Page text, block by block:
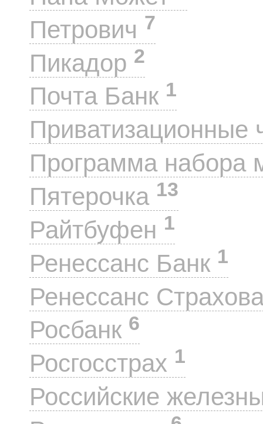
Петрович 7
Пикадор 2
Почта Банк 1
Приватизационные
Программа набора
Пятерочка 13
Райтбуфен 1
Ренессанс Банк 1
Ренессанс
Росбанк 6
Росгосстрах 1
Российские